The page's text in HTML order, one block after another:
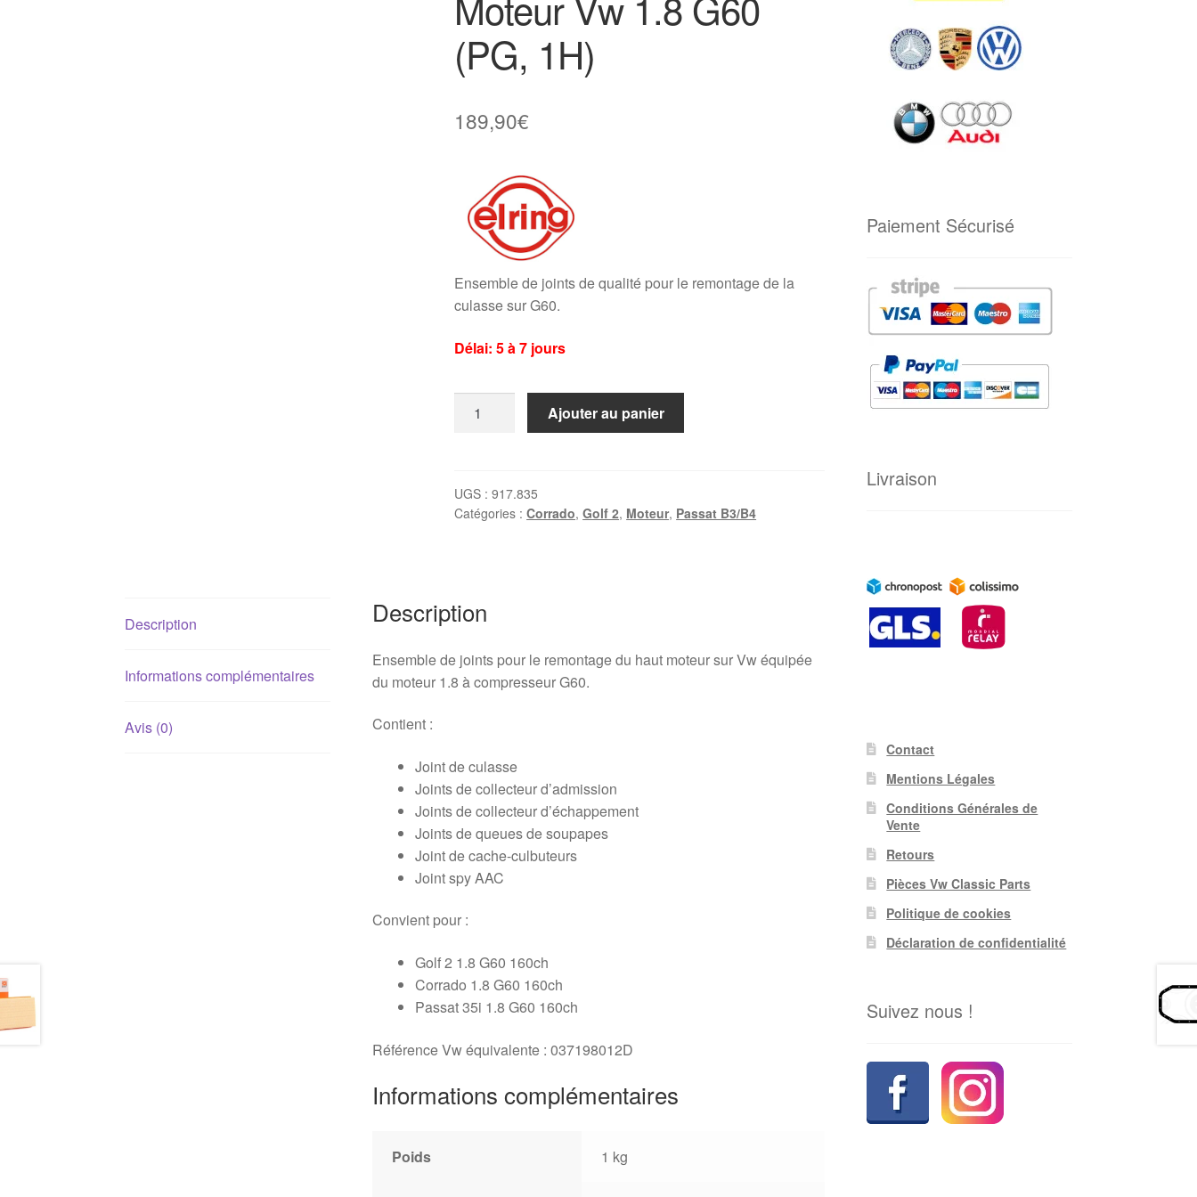
(PG, 1H)
189,90€
Ensemble de joints de qualité pour le remontage de la
culasse sur G60.
Délai: 5 à 7 jours
joints
haut
G60
(PG,
Ajouter au panier
UGS :917.835
Catégories :Corrado,Golf 2, Moteur, Passat B3/B4
Description
Informations complémentaires
Avis (0)
Description
Ensemble de joints pour le remontage du haut moteur sur Vw équipée
du moteur 1.8 à compresseur G60.
Contient :
Joint de culasse
Joints de collecteur d’admission
Joints de collecteur d’échappement
Joints de queues de soupapes
Joint de cache-culbuteurs
Joint spy AAC
Convient pour :
Golf 2 1.8 G60 160ch
Corrado 1.8 G60 160ch
Passat 35i 1.8 G60 160ch
Référence Vw équivalente : 037198012D
Informations complémentaires
Poids 1 kg
Paiement Sécurisé
Livraison
Contact
Mentions Légales
Conditions Générales de
Vente
Retours
Pièces Vw Classic Parts
Politique de cookies
Déclaration de confidentialité
Suivez nous !